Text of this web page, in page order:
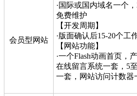
会员型网站
·国际或国内域名一个
免费维护
【开发周期】
·版面确认后15-20个工
【网站功能】
·一个Flash动画首页，
在线留言系统一套，5
一套，网站访问计数器